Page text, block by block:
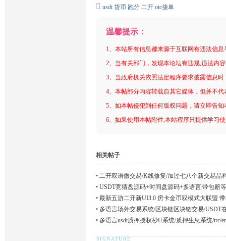
usdt 货币 跑分 二开 otc接单
温馨提示：
1、本站所有信息都来源于互联网有违法信
2、当有关部门，发现本论坛有违规,违法内
3、当政府机关依照法定程序要求披露信息
4、本帖部分内容转载自其它媒体，但并不
5、如本帖侵犯到任何版权问题，请立即告
6、如果使用本帖附件,本站程序只提供学习
相关帖子
• 二开双语微交易/K线修复/加过七八个新交易品
• USDT竞猜盘源码+时间盘源码+多语言|带包赔等
• 最新五游二开新UI3.0 房卡金币双模式大联盟
• 多语言场外交易系统/区块链区块链交易/USDT
• 多语言usdt质押授权秒U系统/质押生息系统/trc/